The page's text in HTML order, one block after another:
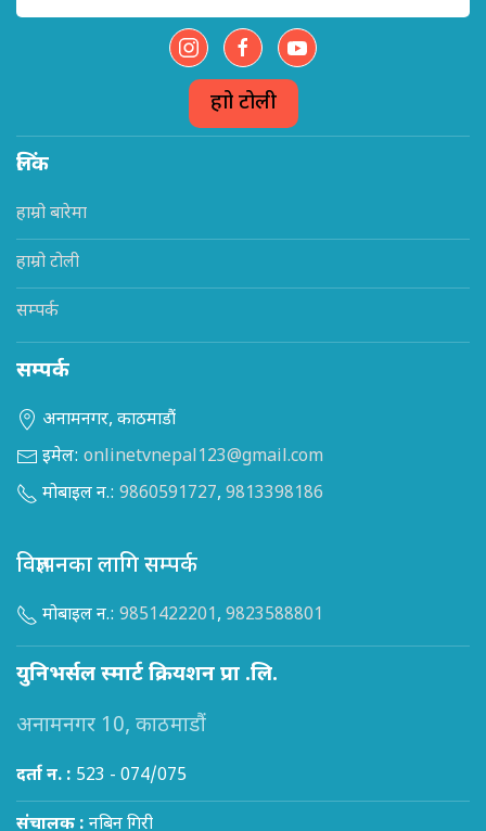
हाम्रो टोली
लिंक
हाम्रो बारेमा
हाम्रो टोली
सम्पर्क
सम्पर्क
अनामनगर, काठमाडौं
इमेल: onlinetvnepal123@gmail.com
मोबाइल न.: 9860591727, 9813398186
विज्ञापनका लागि सम्पर्क
मोबाइल न.: 9851422201, 9823588801
युनिभर्सल स्मार्ट क्रियशन प्रा .लि.
अनामनगर 10, काठमाडौं
दर्ता न. : 523 - 074/075
संचालक : नबिन गिरी